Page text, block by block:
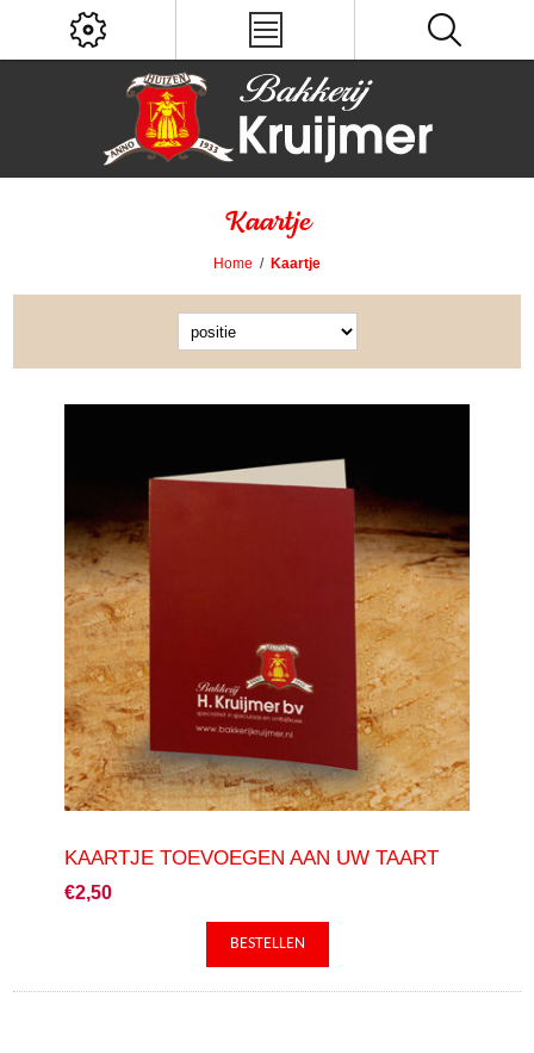
Kaartje
Home / Kaartje
KAARTJE TOEVOEGEN AAN UW TAART
€2,50